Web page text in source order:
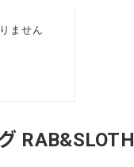
RAB&SLOTH